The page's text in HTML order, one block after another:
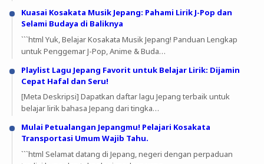
Kuasai Kosakata Musik Jepang: Pahami Lirik J-Pop dan
Selami Budaya di Baliknya
```html Yuk, Belajar Kosakata Musik Jepang! Panduan Lengkap
untuk Penggemar J-Pop, Anime & Buda…
Playlist Lagu Jepang Favorit untuk Belajar Lirik: Dijamin
Cepat Hafal dan Seru!
[Meta Deskripsi] Dapatkan daftar lagu Jepang terbaik untuk
belajar lirik bahasa Jepang dari tingka…
Mulai Petualangan Jepangmu! Pelajari Kosakata
Transportasi Umum Wajib Tahu.
```html Selamat datang di Jepang, negeri dengan perpaduan